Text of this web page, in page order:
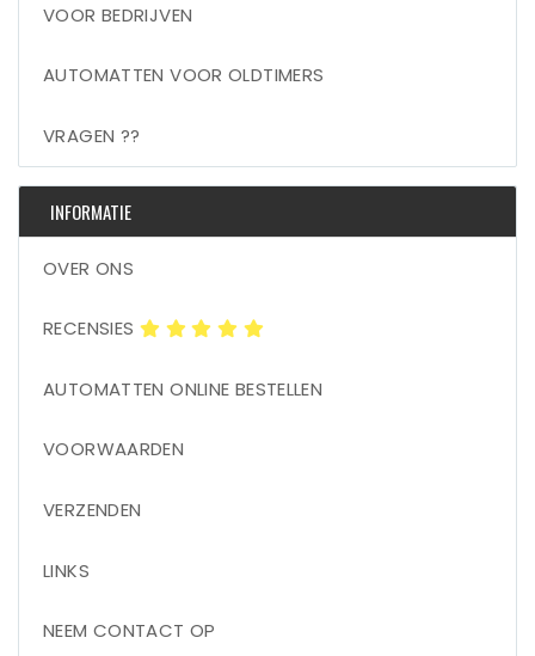
VOOR BEDRIJVEN
AUTOMATTEN VOOR OLDTIMERS
VRAGEN ??
INFORMATIE
OVER ONS
RECENSIES
AUTOMATTEN ONLINE BESTELLEN
VOORWAARDEN
VERZENDEN
LINKS
NEEM CONTACT OP